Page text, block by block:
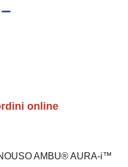
online
AMBU® AURA-i™